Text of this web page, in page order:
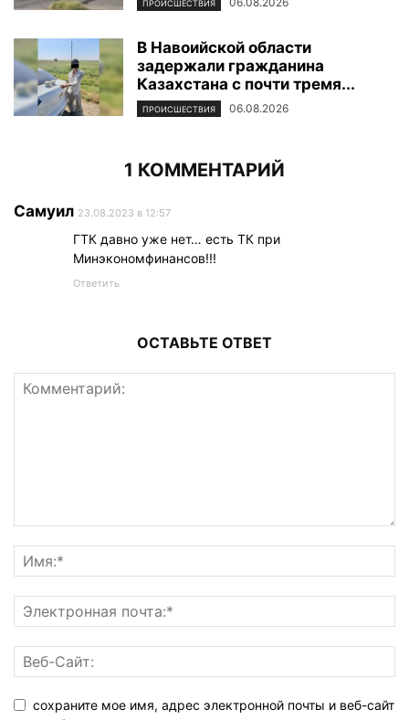
ПРОИСШЕСТВИЯ
В Навоийской области
задержали гражданина
Казахстана с почти тремя...
ПРОИСШЕСТВИЯ 06.08.2026
1 КОММЕНТАРИЙ
Самуил 23.08.2023 в 12:57
ГТК давно уже нет… есть ТК при
Минэкономфинансов!!!
Ответить
ОСТАВЬТЕ ОТВЕТ
сохраните мое имя, адрес электронной почты и веб-сайт